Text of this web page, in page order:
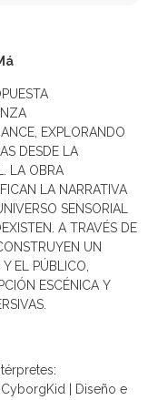
EXPLORANDO
DESDE LA
LA OBRA
LA NARRATIVA
SENSORIAL
A TRAVÉS DE
UN
EL PÚBLICO,
ESCÉNICA Y
| Diseño e